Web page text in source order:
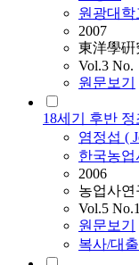
원광대
2007
東洋學硏
Vol.3 No.
원문보기
18세기 후반
염정섭 (
한국농업
2006
농업사연
Vol.5 No.1
원문보기
복사/대